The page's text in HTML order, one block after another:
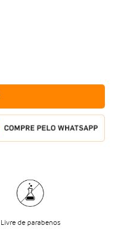
Livre de parabenos